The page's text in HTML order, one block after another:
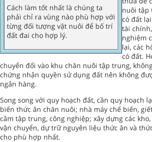
Cách làm tốt nhất là chúng ta
phải chỉ ra vùng nào phù hợp với
từng đối tượng vật nuôi để bố trí
đất đai cho hợp lý.
nuôi tập
có đất
tài
nghiệm
lại, các
có đất.
chuyển đổi vào khu chăn nuôi tập trung,
chứng nhận quyền sử dụng đất nên không
ngân hàng.
Song song với quy hoạch đất, cần quy hoạch
biến thức ăn chăn nuôi; nhà máy chế biến,
cầm tập trung, công nghiệp; xây dựng các
vận chuyển, dự trữ nguyên liệu thức ăn và
cho phù hợp nhất.